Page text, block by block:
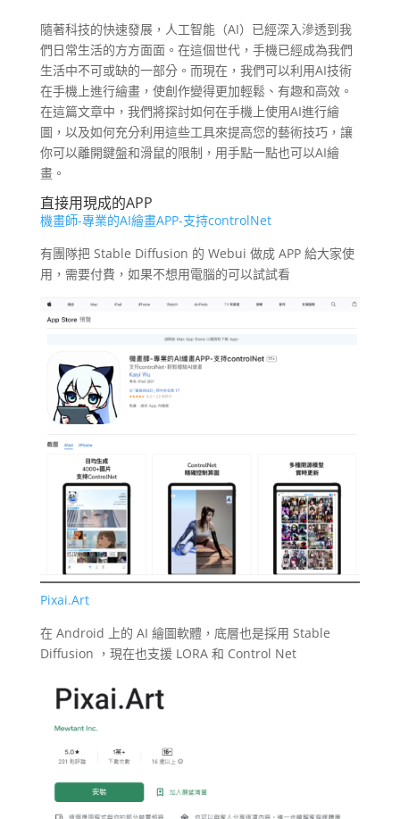
隨著科技的快速發展，人工智能（AI）已經深入滲透到我
們日常生活的方方面面。在這個世代，手機已經成為我們
生活中不可或缺的一部分。而現在，我們可以利用AI技術
在手機上進行繪畫，使創作變得更加輕鬆、有趣和高效。
在這篇文章中，我們將探討如何在手機上使用AI進行繪
圖，以及如何充分利用這些工具來提高您的藝術技巧，讓
你可以離開鍵盤和滑鼠的限制，用手點一點也可以AI繪
畫。
直接用現成的APP
機畫師-專業的AI繪畫APP-支持controlNet
有團隊把 Stable Diffusion 的 Webui 做成 APP 給大家使
用，需要付費，如果不想用電腦的可以試試看
Pixai.Art
在 Android 上的 AI 繪圖軟體，底層也是採用 Stable
Diffusion ，現在也支援 LORA 和 Control Net